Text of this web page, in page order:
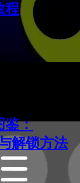
程
鉴：
解锁方法